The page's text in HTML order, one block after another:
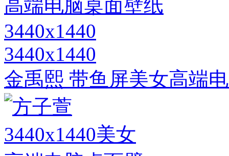
3440x1440
金禹熙 带鱼屏美女高端